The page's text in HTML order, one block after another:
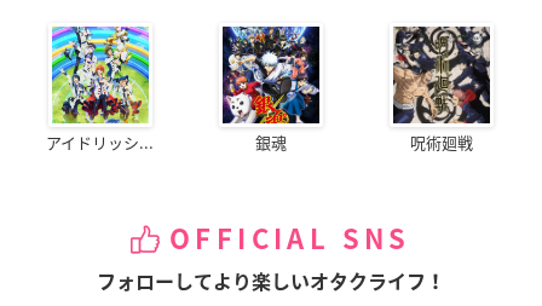
アイドリッシ... 銀魂 呪術廻戦
OFFICIAL SNS
フォローしてより楽しいオタクライフ！